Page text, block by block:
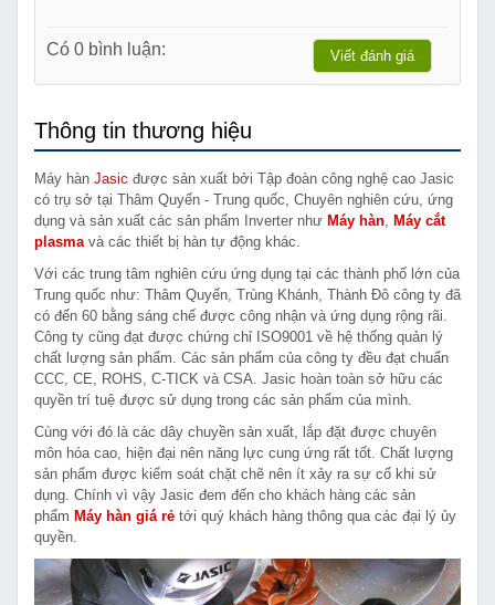
Có 0 bình luận: Viết đánh giá
Thông tin thương hiệu
Máy hàn Jasic được sản xuất bởi Tập đoàn công nghệ cao Jasic
có trụ sở tại Thâm Quyến - Trung quốc, Chuyên nghiên cứu, ứng
dụng và sản xuất các sản phẩm Inverter như Máy hàn
Máy cắt
plasma và các thiết bị hàn tự động khác.
Với các trung tâm nghiên cứu ứng dụng tại các thành phố lớn của
Trung quốc như: Thâm Quyến, Trùng Khánh, Thành Đô công ty đã
có đến 60 bằng sáng chế được công nhận và ứng dụng rộng rãi.
Công ty cũng đạt được chứng chỉ ISO9001 về hệ thống quản lý
chất lượng sản phẩm. Các sản phẩm của công ty đều đạt chuẩn
CCC, CE, ROHS, C-TICK và CSA. Jasic hoàn toàn sở hữu các
quyền trí tuệ được sử dụng trong các sản phẩm của mình.
Cùng với đó là các dây chuyền sản xuất, lắp đặt được chuyên
môn hóa cao, hiện đại nên năng lực cung ứng rất tốt. Chất lượng
sản phẩm được kiểm soát chặt chẽ nên ít xảy ra sự cố khi sử
dụng. Chính vì vậy Jasic đem đến cho khách hàng các sản
phẩm Máy hàn giá rẻ tới quý khách hàng thông qua các đại lý ủy
quyền.